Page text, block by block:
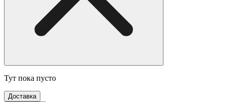
Тут пока пусто
Доставка